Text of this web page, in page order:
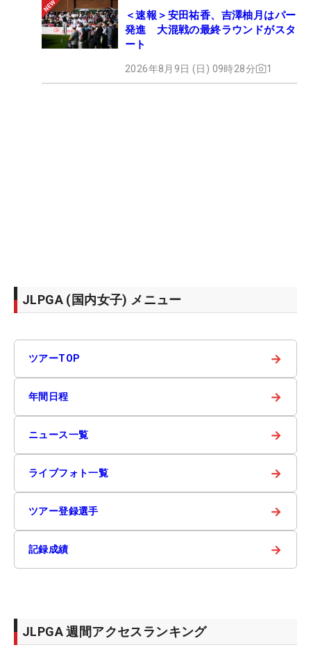
＜速報＞安田祐香、吉澤柚月はパー
発進 大混戦の最終ラウンドがスタ
ート
2026年8月9日 (日) 09時28分 1
JLPGA (国内女子) メニュー
ツアーTOP →
年間日程 →
ニュース一覧 →
ライブフォト一覧 →
ツアー登録選手 →
記録成績 →
JLPGA 週間アクセスランキング